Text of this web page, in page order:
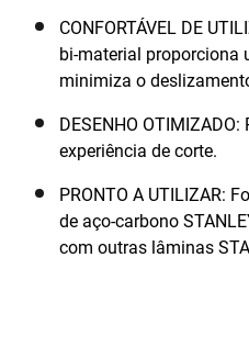
CONFORTÁVEL DE
bi-material proporciona
minimiza o
DESENHO
experiência de corte.
PRONTO A UTILIZAR:
de aço-carbono
com outras lâminas